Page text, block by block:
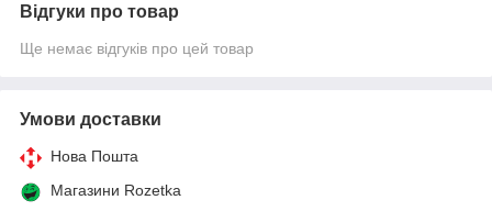
Відгуки про товар
Ще немає відгуків про цей товар
Умови доставки
Нова Пошта
Магазини Rozetka